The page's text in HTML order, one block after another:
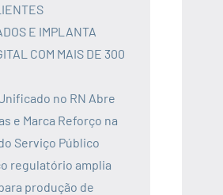
E IMPLANTA
COM MAIS DE 300
no RN Abre
e Marca Reforço na
Serviço Público
regulatório amplia
produção de